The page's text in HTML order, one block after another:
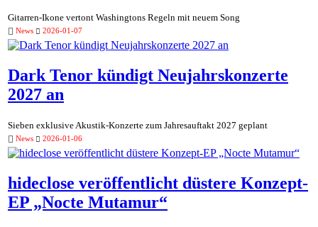
Gitarren-Ikone vertont Washingtons Regeln mit neuem Song
News 2026-01-07
Dark Tenor kündigt Neujahrskonzerte
2027 an
Sieben exklusive Akustik-Konzerte zum Jahresauftakt 2027 geplant
News 2026-01-06
hideclose veröffentlicht düstere Konzept-
EP „Nocte Mutamur“